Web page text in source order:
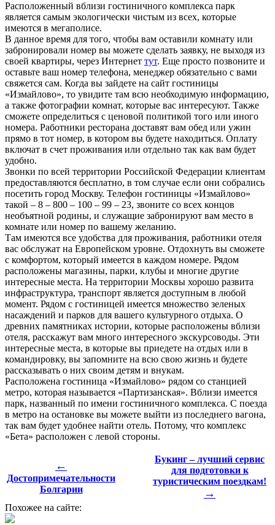
Расположенный вблизи гостиничного комплекса парк
является самым экологически чистым из всех, которые
имеются в мегаполисе.
В данное время для того, чтобы вам оставили комнату или
забронировали номер вы можете сделать заявку, не выходя из
своей квартиры, через Интернет тут. Еще просто позвоните и
оставьте ваш номер телефона, менеджер обязательно с вами
свяжется сам. Когда вы зайдете на сайт гостиницы
«Измайлово», то увидите там всю необходимую информацию,
а также фотографии комнат, которые вас интересуют. Также
сможете определиться с ценовой политикой того или иного
номера. Работники ресторана доставят вам обед или ужин
прямо в тот номер, в котором вы будете находиться. Оплату
включат в счет проживания или отдельно так как вам будет
удобно.
Звонки по всей территории Российской Федерации клиентам
предоставляются бесплатно, в том случае если они собрались
посетить город Москву. Телефон гостиницы «Измайлово»
такой – 8 – 800 – 100 – 99 – 23, звоните со всех концов
необъятной родины, и служащие забронируют вам место в
комнате или номер по вашему желанию.
Там имеются все удобства для проживания, работники отеля
вас обслужат на Европейском уровне. Отдохнуть вы сможете
с комфортом, который имеется в каждом номере. Рядом
расположены магазины, парки, клубы и многие другие
интересные места. На территории Москвы хорошо развита
инфраструктура, транспорт является доступным в любой
момент. Рядом с гостиницей имеется множество зеленых
насаждений и парков для вашего культурного отдыха. О
древних памятниках истории, которые расположены вблизи
отеля, расскажут вам много интересного экскурсоводы. Эти
интересные места, в которые вы приедете на отдых или в
командировку, вы запомните на всю свою жизнь и будете
рассказывать о них своим детям и внукам.
Расположена гостиница «Измайлово» рядом со станцией
метро, которая называется «Партизанская». Вблизи имеется
парк, названный по имени гостиничного комплекса. С поезда
в метро на остановке вы можете выйти из последнего вагона,
так вам будет удобнее найти отель. Потому, что комплекс
«Бета» расположен с левой стороны.
←
Достопримечательности
Болгарии
Букинг – лучший сервис
для подготовки к
туристическим поездкам!
→
Похожее на сайте: